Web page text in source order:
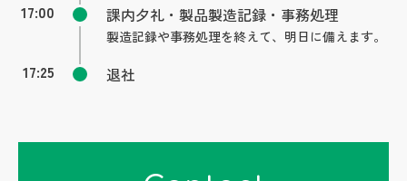
17:00 課内夕礼・製品製造記録・事務処理
製造記録や事務処理を終えて、明日に備えます。
17:25 退社